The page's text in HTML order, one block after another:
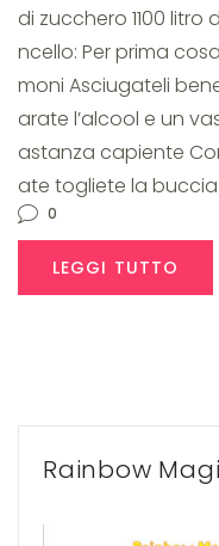
di zucchero 1100 litro
ncello: Per prima
moni Asciugateli
arate l’alcool e un
astanza capiente
ate togliete la buccia
0
LEGGI TUTTO
Rainbow